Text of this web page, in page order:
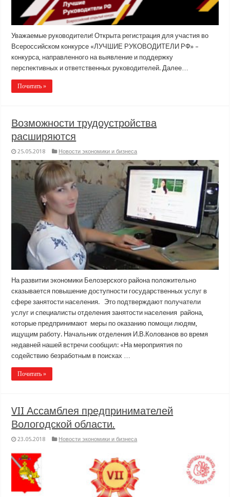
Уважаемые руководители! Открыта регистрация для участия во
Всероссийском конкурсе «ЛУЧШИЕ РУКОВОДИТЕЛИ РФ» –
конкурса, направленного на выявление и поддержку
перспективных и ответственных руководителей. Далее…
Почитать »
Возможности трудоустройства
расширяются
25.05.2018 Новости экономики и бизнеса
На развитии экономики Белозерского района положительно
сказывается повышение доступности государственных услуг в
сфере занятости населения. Это подтверждают получатели
услуг и специалисты отделения занятости населения района,
которые предпринимают меры по оказанию помощи людям,
ищущим работу. Начальник отделения И.В.Колованов во время
недавней нашей встречи сообщил: «На мероприятия по
содействию безработным в поисках …
Почитать »
VII Ассамблея предпринимателей
Вологодской области.
23.05.2018 Новости экономики и бизнеса